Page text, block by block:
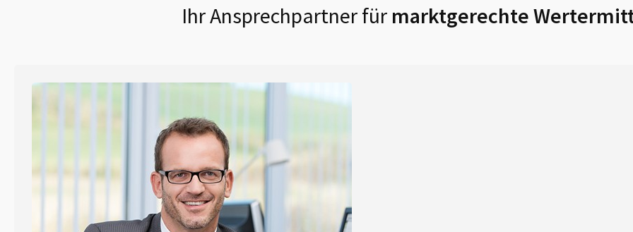
Ihr Ansprechpartner für marktgerechte